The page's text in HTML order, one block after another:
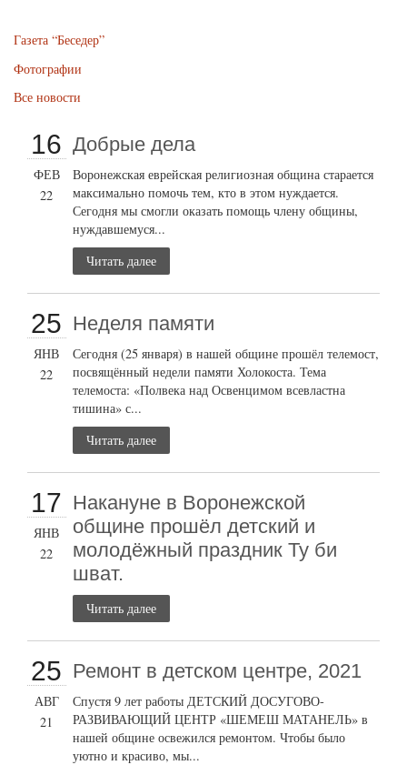
Газета “Беседер”
Фотографии
Все новости
16
ФЕВ
22
Добрые дела
Воронежская еврейская религиозная община старается
максимально помочь тем, кто в этом нуждается.
Сегодня мы смогли оказать помощь члену общины,
нуждавшемуся...
Читать далее
25
ЯНВ
22
Неделя памяти
Сегодня (25 января) в нашей общине прошёл телемост,
посвящённый недели памяти Холокоста. Тема
телемоста: «Полвека над Освенцимом всевластна
тишина» с...
Читать далее
17
ЯНВ
22
Накануне в Воронежской
общине прошёл детский и
молодёжный праздник Ту би
шват.
Читать далее
25
АВГ
21
Ремонт в детском центре, 2021
Спустя 9 лет работы ДЕТСКИЙ ДОСУГОВО-
РАЗВИВАЮЩИЙ ЦЕНТР «ШЕМЕШ МАТАНЕЛЬ» в
нашей общине освежился ремонтом. Чтобы было
уютно и красиво, мы...